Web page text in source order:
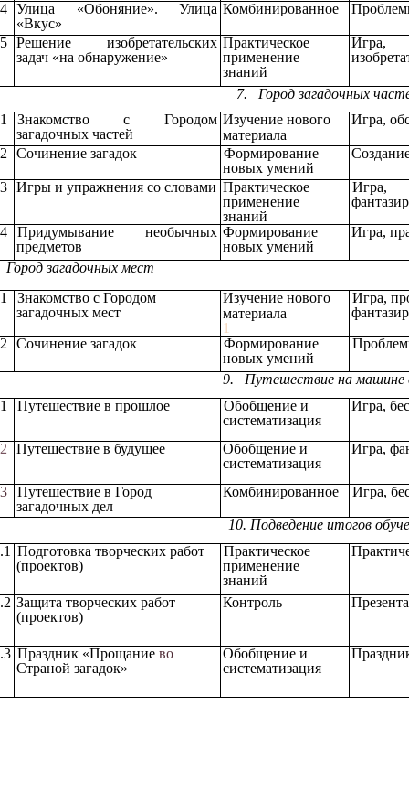
Улица «Обоняние». Улица
«Вкус»
Комбинированное
Решение изобретательских
задач «на обнаружение»
Практическое
применение
знаний
7. Город загадочных
Знакомство с Городом
загадочных частей
Изучение нового
материала
Игра,
Сочинение загадок
Формирование
новых умений
Игры и упражнения со словами Практическое
применение
знаний
Игра,
Придумывание необычных
предметов
Формирование
новых умений
Игра,
Город
Знакомство с Городом
загадочных мест
Изучение нового
материала
1
Игра,
Сочинение загадок
Формирование
новых умений
9. Путешествие на машине
Путешествие в прошлое
Обобщение и
систематизация
Игра,
Путешествие в будущее
Обобщение и
систематизация
Игра,
Путешествие в Город
загадочных дел
Комбинированное Игра,
10. Подведение итогов
Подготовка творческих работ
(проектов)
Практическое
применение
знаний
Защита творческих работ
(проектов)
Контроль
Праздник «Прощаниево
Страной загадок»
Обобщение и
систематизация